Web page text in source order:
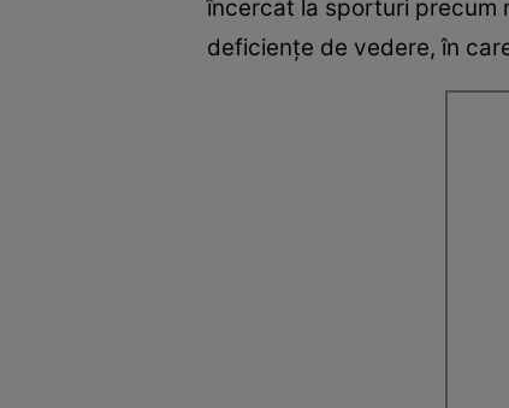
încercat la sporturi precum
deficiențe de vedere, în